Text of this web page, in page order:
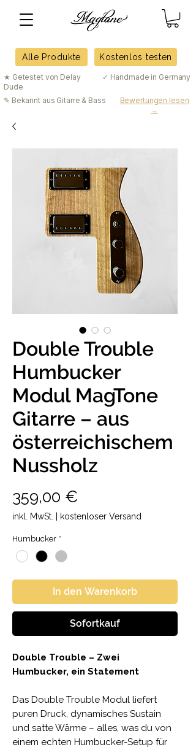
Alle Produkte Kostenlos testen
★ Getestet von Delay
Dude
✓ Handmade in Germany
✎ Bekannt aus Gitarre & Bass
Bewertungen lesen
→
Double Trouble
Humbucker
Modul MagTone
Gitarre – aus
österreichischem
Nussholz
359,00 €
inkl. MwSt. kostenloser Versand
Humbucker *
In den Warenkorb
Sofortkauf
Double Trouble – Zwei
Humbucker, ein Statement
Das Double Trouble Modul liefert
puren Druck, dynamisches Sustain
und satte Wärme – alles, was du von
einem echten Humbucker-Setup für